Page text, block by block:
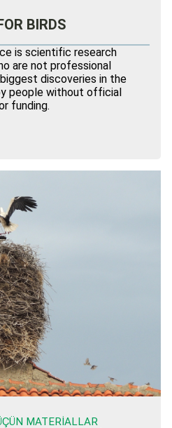
BIRDS
is scientific research
are not professional
discoveries in the
people without official
funding.
MATERIALLAR